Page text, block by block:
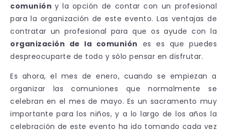
comunión y la opción de contar con un profesional
para la organización de este evento. Las ventajas de
contratar un profesional para que os ayude con la
organización de la comunión es es que puedes
despreocuparte de todo y sólo pensar en disfrutar.
Es ahora, el mes de enero, cuando se empiezan a
organizar las comuniones que normalmente se
celebran en el mes de mayo. Es un sacramento muy
importante para los niños, y a lo largo de los años la
celebración de este evento ha ido tomando cada vez